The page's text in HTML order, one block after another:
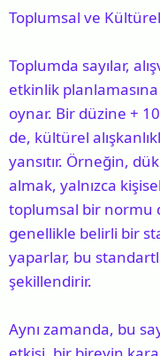
Toplumsal ve
Toplumda sayılar,
etkinlik
oynar. Bir düzine +
de, kültürel
yansıtır. Örneğin,
almak, yalnızca
toplumsal bir normu
genellikle belirli bir
yaparlar, bu
şekillendirir.
Aynı zamanda, bu